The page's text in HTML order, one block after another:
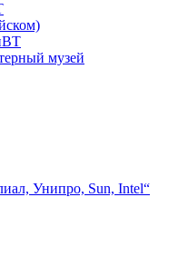
музей
Унипро, Sun, Intel“